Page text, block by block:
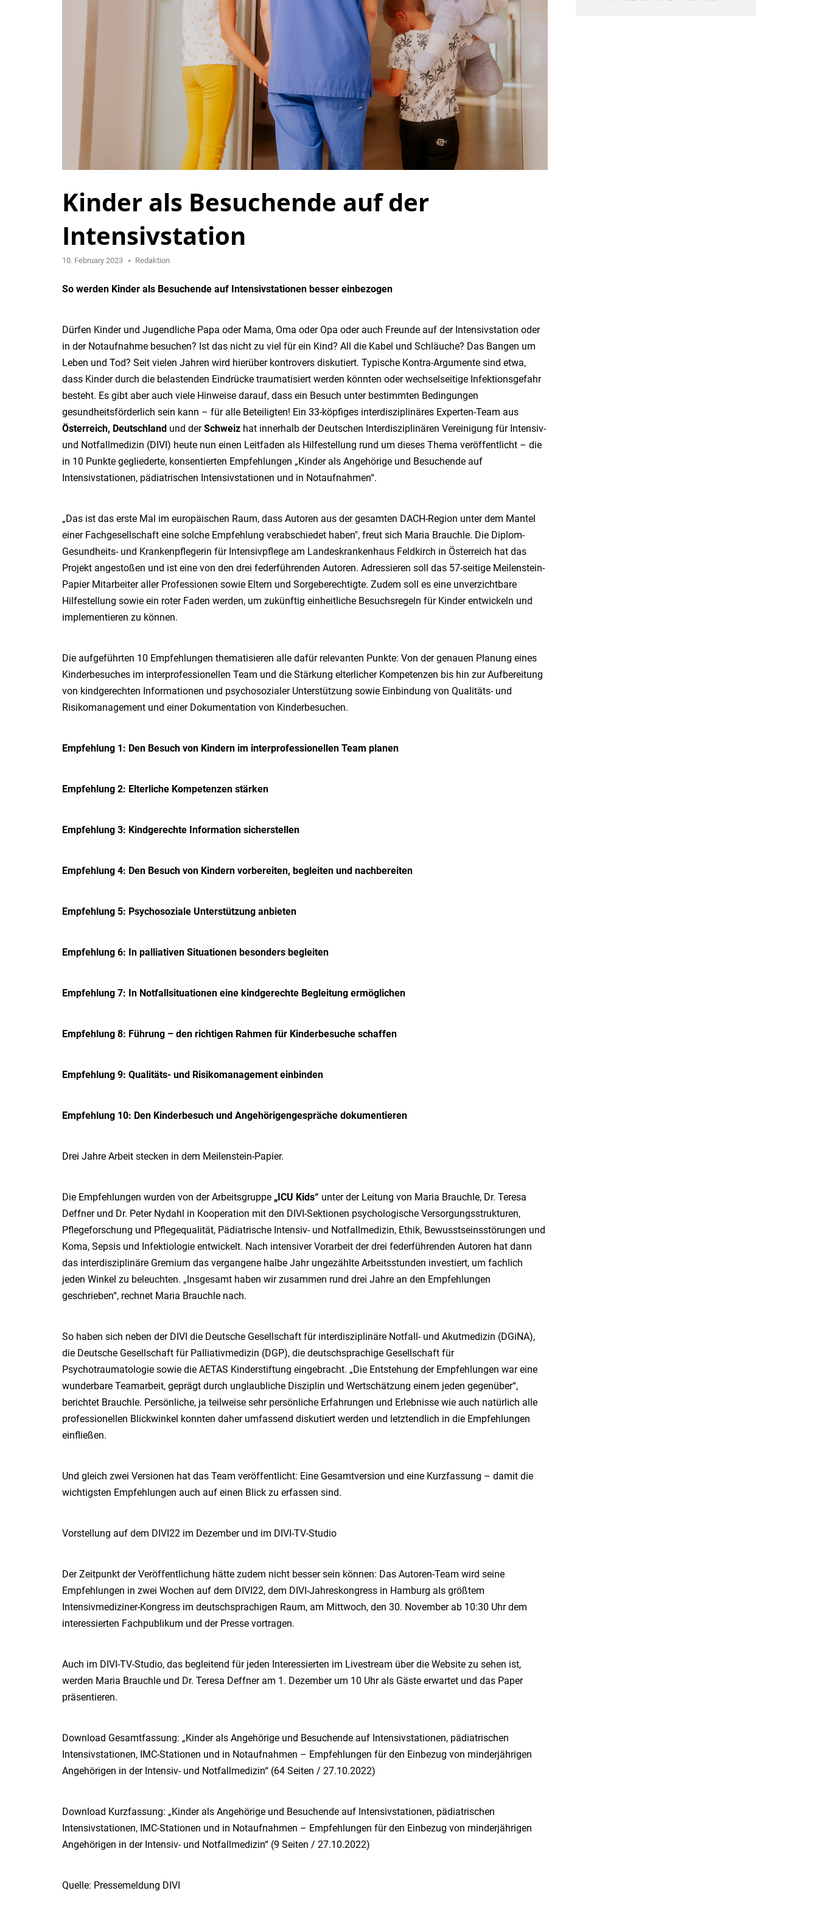
Kinder als Besuchende auf der
Intensivstation
10. February 2023 Redaktion
So werden Kinder als Besuchende auf Intensivstationen besser einbezogen
Dürfen Kinder und Jugendliche Papa oder Mama, Oma oder Opa oder auch Freunde auf der Intensivstation oder
in der Notaufnahme besuchen? Ist das nicht zu viel für ein Kind? All die Kabel und Schläuche? Das Bangen um
Leben und Tod? Seit vielen Jahren wird hierüber kontrovers diskutiert. Typische Kontra-Argumente sind etwa,
dass Kinder durch die belastenden Eindrücke traumatisiert werden könnten oder wechselseitige Infektionsgefahr
besteht. Es gibt aber auch viele Hinweise darauf, dass ein Besuch unter bestimmten Bedingungen
gesundheitsförderlich sein kann – für alle Beteiligten! Ein 33-köpfiges interdisziplinäres Experten-Team aus
Österreich, Deutschland und derSchweiz hat innerhalb der Deutschen Interdisziplinären Vereinigung für Intensiv-
und Notfallmedizin (DIVI) heute nun einen Leitfaden als Hilfestellung rund um dieses Thema veröffentlicht – die
in 10 Punkte gegliederte, konsentierten Empfehlungen „Kinder als Angehörige und Besuchende auf
Intensivstationen, pädiatrischen Intensivstationen und in Notaufnahmen“.
„Das ist das erste Mal im europäischen Raum, dass Autoren aus der gesamten DACH-Region unter dem Mantel
einer Fachgesellschaft eine solche Empfehlung verabschiedet haben", freut sich Maria Brauchle. Die Diplom-
Gesundheits- und Krankenpflegerin für Intensivpflege am Landeskrankenhaus Feldkirch in Österreich hat das
Projekt angestoßen und ist eine von den drei federführenden Autoren. Adressieren soll das 57-seitige Meilenstein-
Papier Mitarbeiter aller Professionen sowie Eltern und Sorgeberechtigte. Zudem soll es eine unverzichtbare
Hilfestellung sowie ein roter Faden werden, um zukünftig einheitliche Besuchsregeln für Kinder entwickeln und
implementieren zu können.
Die aufgeführten 10 Empfehlungen thematisieren alle dafür relevanten Punkte: Von der genauen Planung eines
Kinderbesuches im interprofessionellen Team und die Stärkung elterlicher Kompetenzen bis hin zur Aufbereitung
von kindgerechten Informationen und psychosozialer Unterstützung sowie Einbindung von Qualitäts- und
Risikomanagement und einer Dokumentation von Kinderbesuchen.
Empfehlung 1: Den Besuch von Kindern im interprofessionellen Team planen
Empfehlung 2: Elterliche Kompetenzen stärken
Empfehlung 3: Kindgerechte Information sicherstellen
Empfehlung 4: Den Besuch von Kindern vorbereiten, begleiten und nachbereiten
Empfehlung 5: Psychosoziale Unterstützung anbieten
Empfehlung 6: In palliativen Situationen besonders begleiten
Empfehlung 7: In Notfallsituationen eine kindgerechte Begleitung ermöglichen
Empfehlung 8: Führung – den richtigen Rahmen für Kinderbesuche schaffen
Empfehlung 9: Qualitäts- und Risikomanagement einbinden
Empfehlung 10: Den Kinderbesuch und Angehörigengespräche dokumentieren
Drei Jahre Arbeit stecken in dem Meilenstein-Papier.
Die Empfehlungen wurden von der Arbeitsgruppe „ICU Kids“ unter der Leitung von Maria Brauchle, Dr. Teresa
Deffner und Dr. Peter Nydahl in Kooperation mit den DIVI-Sektionen psychologische Versorgungsstrukturen,
Pflegeforschung und Pflegequalität, Pädiatrische Intensiv- und Notfallmedizin, Ethik, Bewusstseinsstörungen und
Koma, Sepsis und Infektiologie entwickelt. Nach intensiver Vorarbeit der drei federführenden Autoren hat dann
das interdisziplinäre Gremium das vergangene halbe Jahr ungezählte Arbeitsstunden investiert, um fachlich
jeden Winkel zu beleuchten. „Insgesamt haben wir zusammen rund drei Jahre an den Empfehlungen
geschrieben“, rechnet Maria Brauchle nach.
So haben sich neben der DIVI die Deutsche Gesellschaft für interdisziplinäre Notfall- und Akutmedizin (DGiNA),
die Deutsche Gesellschaft für Palliativmedizin (DGP), die deutschsprachige Gesellschaft für
Psychotraumatologie sowie die AETAS Kinderstiftung eingebracht. „Die Entstehung der Empfehlungen war eine
wunderbare Teamarbeit, geprägt durch unglaubliche Disziplin und Wertschätzung einem jeden gegenüber“,
berichtet Brauchle. Persönliche, ja teilweise sehr persönliche Erfahrungen und Erlebnisse wie auch natürlich alle
professionellen Blickwinkel konnten daher umfassend diskutiert werden und letztendlich in die Empfehlungen
einfließen.
Und gleich zwei Versionen hat das Team veröffentlicht: Eine Gesamtversion und eine Kurzfassung – damit die
wichtigsten Empfehlungen auch auf einen Blick zu erfassen sind.
Vorstellung auf dem DIVI22 im Dezember und im DIVI-TV-Studio
Der Zeitpunkt der Veröffentlichung hätte zudem nicht besser sein können: Das Autoren-Team wird seine
Empfehlungen in zwei Wochen auf dem DIVI22, dem DIVI-Jahreskongress in Hamburg als größtem
Intensivmediziner-Kongress im deutschsprachigen Raum, am Mittwoch, den 30. November ab 10:30 Uhr dem
interessierten Fachpublikum und der Presse vortragen.
Auch im DIVI-TV-Studio, das begleitend für jeden Interessierten im Livestream über die Website zu sehen ist,
werden Maria Brauchle und Dr. Teresa Deffner am 1. Dezember um 10 Uhr als Gäste erwartet und das Paper
präsentieren.
Download Gesamtfassung: „Kinder als Angehörige und Besuchende auf Intensivstationen, pädiatrischen
Intensivstationen, IMC-Stationen und in Notaufnahmen – Empfehlungen für den Einbezug von minderjährigen
Angehörigen in der Intensiv- und Notfallmedizin“ (64 Seiten / 27.10.2022)
Download Kurzfassung: „Kinder als Angehörige und Besuchende auf Intensivstationen, pädiatrischen
Intensivstationen, IMC-Stationen und in Notaufnahmen – Empfehlungen für den Einbezug von minderjährigen
Angehörigen in der Intensiv- und Notfallmedizin“ (9 Seiten / 27.10.2022)
Quelle: Pressemeldung DIVI